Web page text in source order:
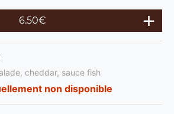
6.50€
cheddar, sauce fish
non disponible